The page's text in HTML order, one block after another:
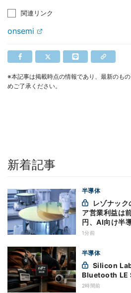
関連リンク
onsemi
※本記事は掲載時点の情報であり、最新のも
めご了承ください。
新着記事
半導体
ア営業利益は
円、AI向け半
1分前
半導体
Bluetooth LE
2時間前